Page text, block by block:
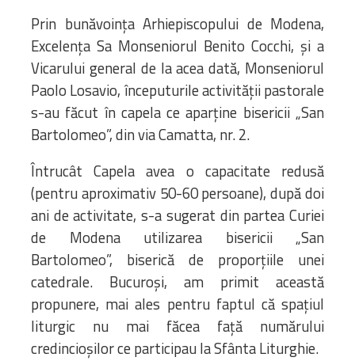
Prin bunăvoinţa Arhiepiscopului de Modena,
Excelența Sa Monseniorul Benito Cocchi, şi a
Vicarului general de la acea dată, Monseniorul
Paolo Losavio, începuturile activităţii pastorale
s-au făcut în capela ce aparţine bisericii „San
Bartolomeo”, din via Camatta, nr. 2.
Întrucât Capela avea o capacitate redusă
(pentru aproximativ 50-60 persoane), după doi
ani de activitate, s-a sugerat din partea Curiei
de Modena utilizarea bisericii „San
Bartolomeo”, biserică de proporţiile unei
catedrale. Bucuroşi, am primit această
propunere, mai ales pentru faptul că spaţiul
liturgic nu mai făcea faţă numărului
credincioşilor ce participau la Sfânta Liturghie.